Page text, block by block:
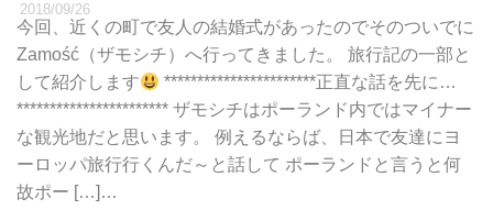
2018/09/26
今回、近くの町で友人の結婚式があったのでそのついでに
Zamość（ザモシチ）へ行ってきました。 旅行記の一部と
して紹介します
***********************正直な話を先に…
*********************** ザモシチはポーランド内ではマイナー
な観光地だと思います。 例えるならば、日本で友達にヨ
ーロッパ旅行行くんだ～と話して ポーランドと言うと何
故ポー […]…